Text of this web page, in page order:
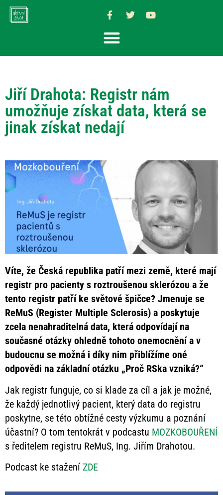
Jiří Drahota: Registr nám
umožňuje získat data, která se
jinak získat nedají
Víte, že Česká republika patří mezi země, které mají
registr pro pacienty s roztroušenou sklerózou a že
tento registr patří ke světové špičce? Jmenuje se
ReMuS (Register Multiple Sclerosis) a poskytuje
zcela nenahraditelná data, která odpovídají na
současné otázky ohledně tohoto onemocnění a v
budoucnu se možná i díky nim přiblížíme oné
odpovědi na základní otázku „Proč RSka vzniká?“
Jak registr funguje, co si klade za cíl a jak je možné,
že každý jednotlivý pacient, který data do registru
poskytne, se této obtížné cesty výzkumu a poznání
účastní? O tom tentokrát v podcastu MOZKOBOUŘENÍ
s ředitelem registru ReMuS, Ing. Jiřím Drahotou.
Podcast ke staženíZDE